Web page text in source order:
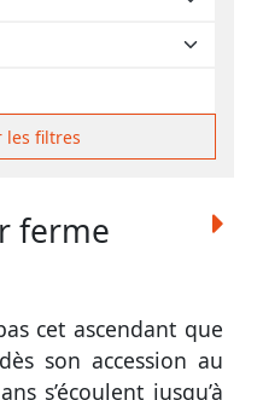
les filtres
ferme
cet ascendant que
son accession au
s’écoulent jusqu’à